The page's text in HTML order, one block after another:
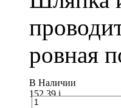
ровная
В Наличии
152.39i